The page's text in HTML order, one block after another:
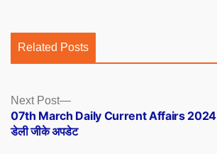
Related Posts
Posts
navigation
Next Post
Next
post:
07th March Daily Current Affairs 2024:
डेली जीके अपडेट